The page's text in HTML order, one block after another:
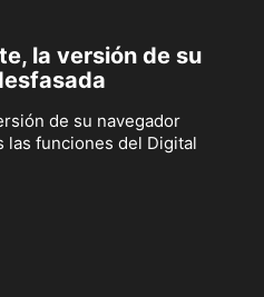
la versión de su
de su navegador
las funciones del Digital